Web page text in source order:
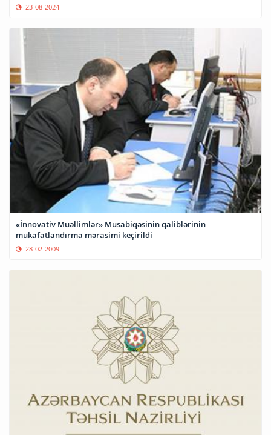
23-08-2024
«İnnovativ Müəllimlər» Müsabiqəsinin qaliblərinin
mükafatlandırma mərasimi keçirildi
28-02-2009